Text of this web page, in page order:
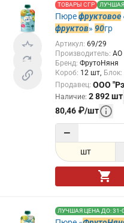
ТОВАРЫ СГР ЛУЧШАЯ
Пюрефруктовое
фруктов» 90гр
Артикул: 69/29
Производитель: АО
Бренд: ФрутоНяня
Короб: 12 шт Блок:
Продавец: ООО
Наличие: 2 892шт
80,46 ₽/шт
−
шт
ЛУЧШАЯ ЦЕНА ДО: 31-